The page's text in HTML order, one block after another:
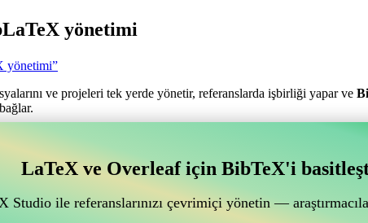
yönetimi
yönetimi”
ve projeleri tek yerde yönetir, referanslarda işbirliği yapar ve
bir çevrimiçi işbirliği aracı mı arıyorsunuz?
bağlantılı bir çevrimiçi işbirliği aracı mı arıyorsunuz?”
yardımcı olacak bir çevrimiçi araç arıyorsanız, CiteDrive
sağlar.
LaTeX ve Overleaf için BibTeX'i
Studio ile referanslarınızı çevrimiçi yönetin —